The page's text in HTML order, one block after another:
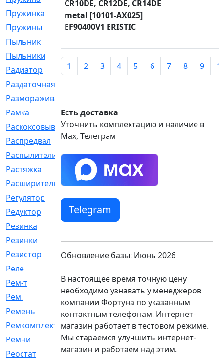
Пружинка
[1]
Пружины
[326]
Пыльник
Пыльники
[5]
Радиатор
[916]
Раздаточная
Размораживатель
Рамка
[29]
Раскоксовывание
[4]
Распредвал
[41]
Распылители
[226]
Растяжка
[1]
Расширительный
[9]
Регулятор
[5]
Редуктор
[17]
Резинка
Резинки
[6]
Резистор
[1]
Реле
Рем-т
[7]
Рем.
[2]
Ремень
[2060]
Ремкомплект
[1924]
Ремни
[21]
Реостат
[1]
CR10DE, CR12DE, CR14DE
metal [10101-AX025]
EF90400V1 ERISTIC
1 2 3 4 5 6 7 8 9
Есть доставка
Уточнить комплектацию и наличие в
Max, Телеграм
Telegram
Обновление базы: Июнь 2026
В настоящее время точную цену
необходимо узнавать у менеджеров
компании Фортуна по указанным
контактным телефонам. Интернет-
магазин работает в тестовом режиме.
Мы стараемся улучшить интернет-
магазин и работаем над этим.